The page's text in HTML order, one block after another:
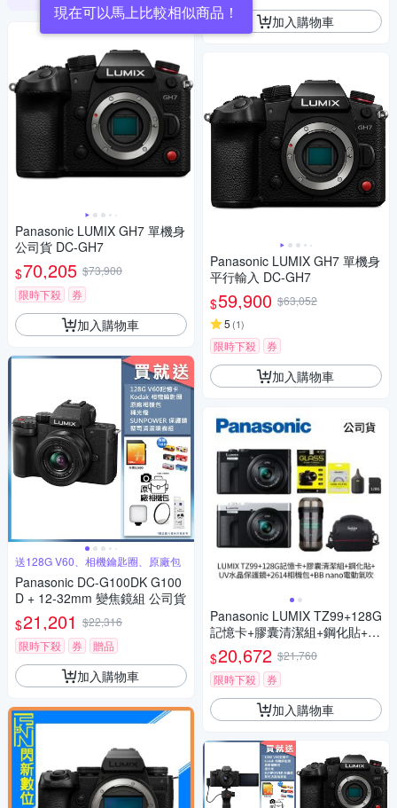
現在可以馬上比較相似商品！
Panasonic LUMIX GH7 單機身
公司貨 DC-GH7
$70,205 $73,900
限時下殺
券
加入購物車
送128G V60、相機鑰匙圈、原廠包
Panasonic DC-G100DK G100
D + 12-32mm 變焦鏡組 公司貨
$21,201 $22,316
限時下殺
券 贈品
加入購物車
加入購物車
Panasonic LUMIX GH7 單機身
平行輸入 DC-GH7
$59,900 $63,052
5 (1)
限時下殺 券
加入購物車
Panasonic LUMIX TZ99+128G
記憶卡+膠囊清潔組+鋼化貼+水
晶保護鏡+2614相機包+NITEC
ORE BB nano 迷你電動氣吹
(公司貨)
$20,672 $21,760
限時下殺
券
加入購物車